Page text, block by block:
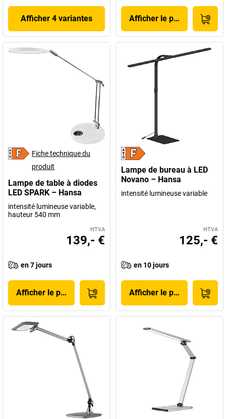
Afficher 4 variantes Afficher le produit
Fiche technique du
produit
Lampe de table à diodes
LED SPARK – Hansa
intensité lumineuse variable,
hauteur 540 mm
HTVA
139,- €
en 7 jours
Afficher le produit
Lampe de bureau à LED
Novano – Hansa
intensité lumineuse variable
HTVA
125,- €
en 10 jours
Afficher le produit